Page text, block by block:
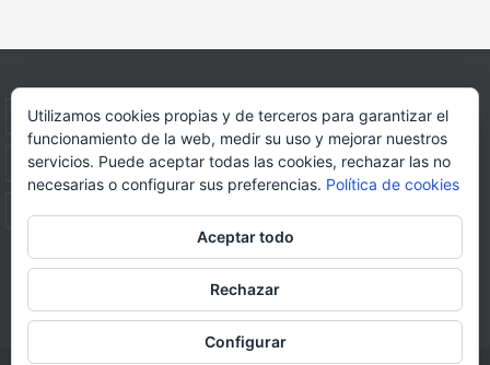
INICIO INFORMACIÓN ASOCIACION SUS HABITANTES
FOTOS VIDEOS BLOG PATROCINADORES DONACIONES
Página web realizada porFORMACION WEBS Y MULTIMEDIA
Utilizamos cookies propias y de terceros para garantizar el
funcionamiento de la web, medir su uso y mejorar nuestros
servicios. Puede aceptar todas las cookies, rechazar las no
necesarias o configurar sus preferencias. Política de cookies
Aceptar todo
Rechazar
Configurar